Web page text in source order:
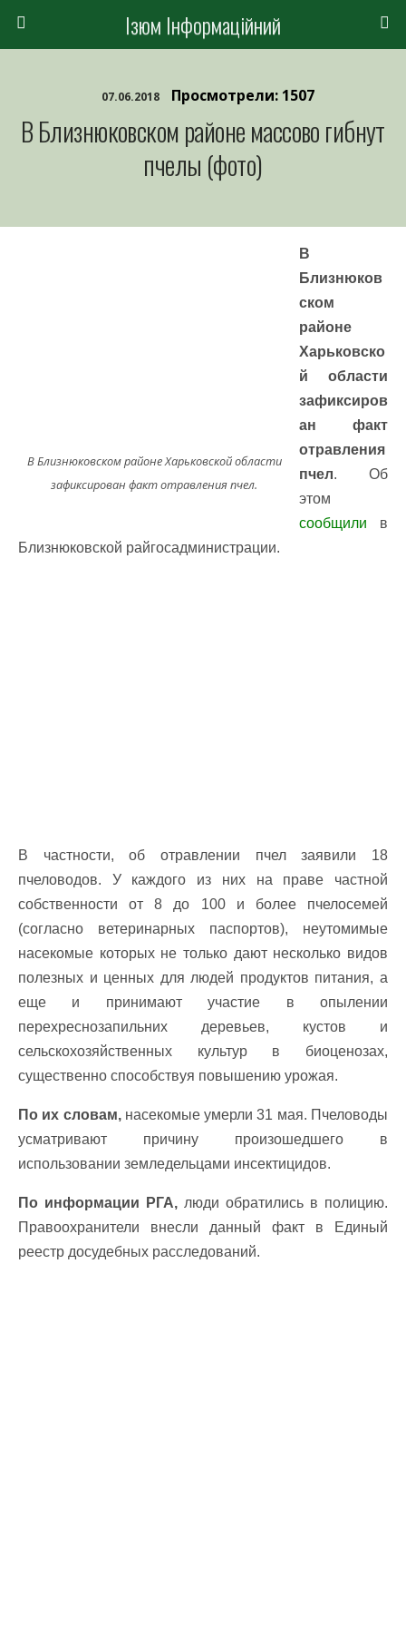
Ізюм Інформаційний
07.06.2018 Просмотрели: 1507
В Близнюковском районе массово гибнут
пчелы (фото)
В Близнюковском районе Харьковской области
зафиксирован факт отравления пчел.
В
Близнюков
ском
районе
Харьковско
й области
зафиксиров
ан факт
отравления
пчел. Об
этом
сообщили в
Близнюковской райгосадминистрации.
В частности, об отравлении пчел заявили 18
пчеловодов. У каждого из них на праве частной
собственности от 8 до 100 и более пчелосемей
(согласно ветеринарных паспортов), неутомимые
насекомые которых не только дают несколько видов
полезных и ценных для людей продуктов питания, а
еще и принимают участие в опылении
перехреснозапильних деревьев, кустов и
сельскохозяйственных культур в биоценозах,
существенно способствуя повышению урожая.
По их словам,насекомые умерли 31 мая. Пчеловоды
усматривают причину произошедшего в
использовании земледельцами инсектицидов.
По информации РГА, люди обратились в полицию.
Правоохранители внесли данный факт в Единый
реестр досудебных расследований.